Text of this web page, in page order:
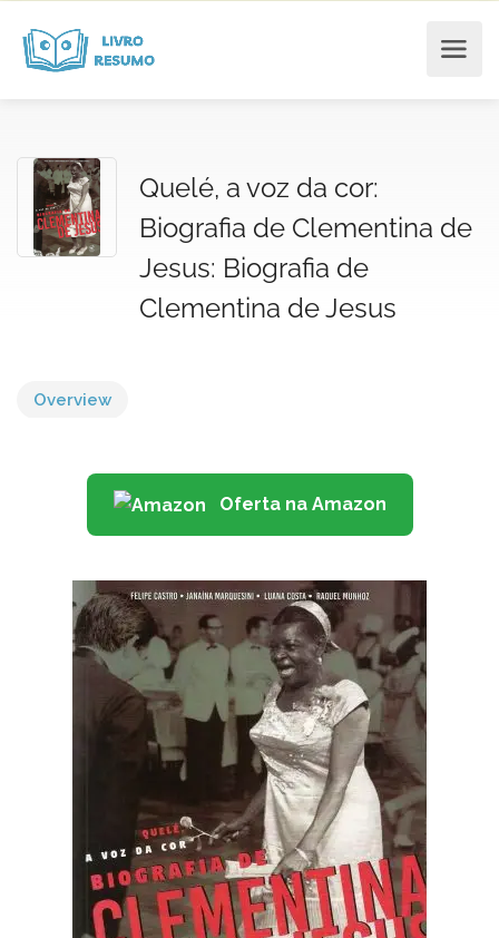
Quelé, a voz da cor:
Biografia de Clementina de
Jesus: Biografia de
Clementina de Jesus
Overview
Oferta na Amazon